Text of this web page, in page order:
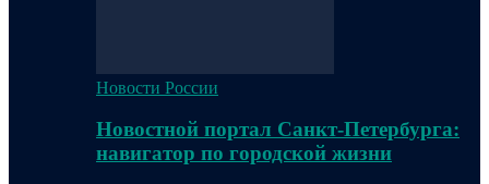
Новости России
Новостной портал Санкт-Петербурга:
навигатор по городской жизни